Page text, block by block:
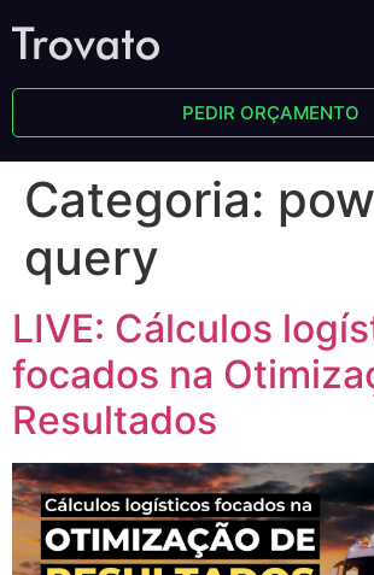
PEDIR ORÇAMENTO
Categoria:
query
LIVE: Cálculos
focados na
Resultados